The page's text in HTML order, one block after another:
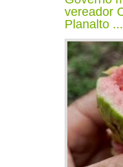
vereador
Planalto ...